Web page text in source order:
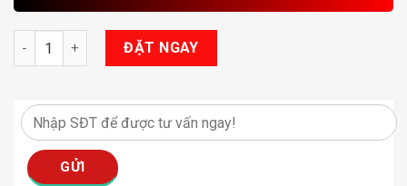
Bệ bước cho Honda CR-V 2023 số lượng
ĐẶT NGAY